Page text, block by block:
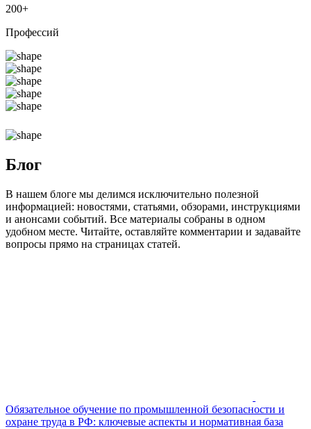
200+
Профессий
Блог
В нашем блоге мы делимся исключительно полезной
информацией: новостями, статьями, обзорами, инструкциями
и анонсами событий. Все материалы собраны в одном
удобном месте. Читайте, оставляйте комментарии и задавайте
вопросы прямо на страницах статей.
Обязательное обучение по промышленной безопасности и
охране труда в РФ: ключевые аспекты и нормативная база